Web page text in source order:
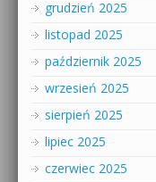
grudzień 2025
listopad 2025
październik 2025
wrzesień 2025
sierpień 2025
lipiec 2025
czerwiec 2025